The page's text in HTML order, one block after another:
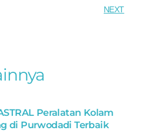
NEXT
Peralatan Kolam
di Purwodadi Terbaik